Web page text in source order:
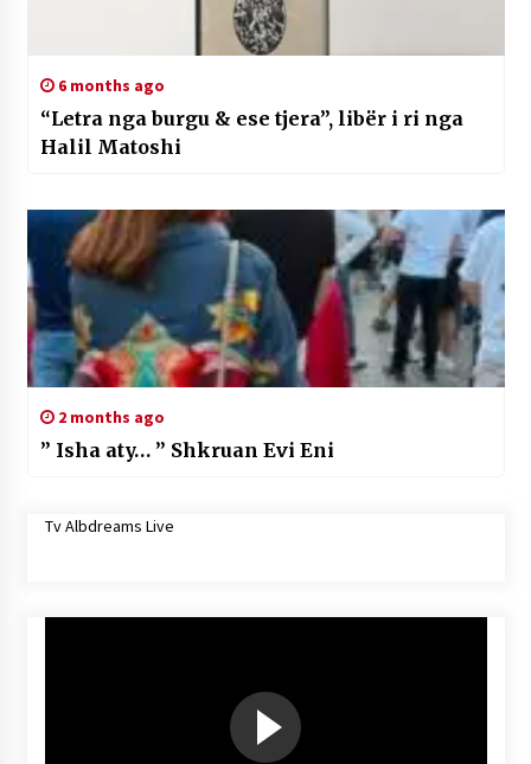
6 months ago
“Letra nga burgu & ese tjera”, libër i ri nga
Halil Matoshi
2 months ago
” Isha aty… ” Shkruan Evi Eni
Tv Albdreams Live